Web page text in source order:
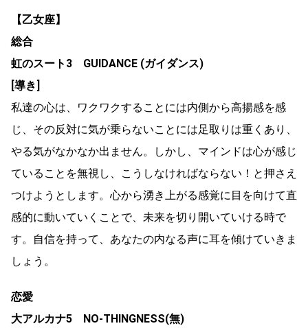
【乙女座】
総合
虹のスート3 GUIDANCE (ガイダンス)
[導き]
私達の心は、ワクワクすることには内側から高揚感を感
じ、その反対に気が乗らないことには足取りは重くあり、
やる気がなかなか出ません。しかし、マインドは心が感じ
ていることを無視し、こうしなければならない！と押さえ
つけようとします。心から湧き上がる感覚に目を向けて直
感的に動いていくことで、未来を切り開いていける時で
す。自信を持って、あなたの内なる声に耳を傾けていきま
しょう。
恋愛
大アルカナ5 NO-THINGNESS(無)